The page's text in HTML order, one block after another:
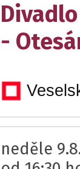
-
neděle